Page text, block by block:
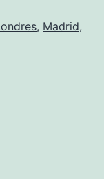
, Madrid,